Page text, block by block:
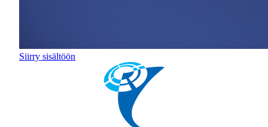
Siirry sisältöön